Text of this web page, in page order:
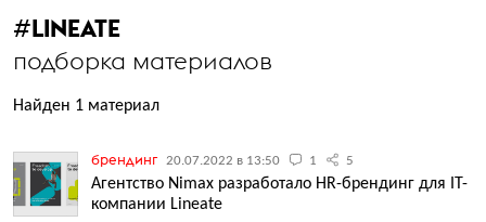
#LINEATE
подборка материалов
Найден 1 материал
брендинг 20.07.2022 в 13:50 1 5
Агентство Nimax разработало HR-брендинг для IT-
компании Lineate